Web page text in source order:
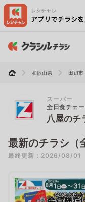
和歌山県 田辺市
スーパー
全日食チェ
八屋のチ
最新のチラシ（
最終更新：2026/08/01